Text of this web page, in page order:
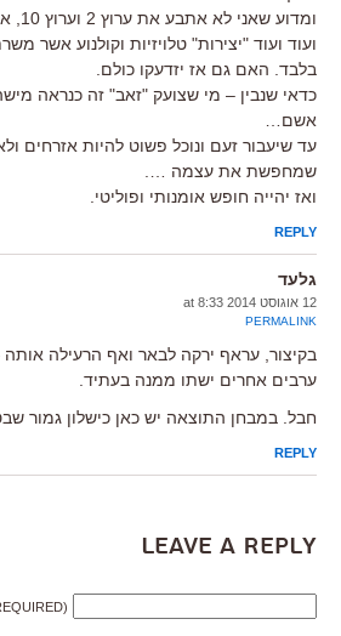
ומדוע
ועוד ועוד "יצירות" טלויזיות וקולנוע אשר
בלבד. האם גם אז יזדעקו כולם.
כדאי שנבין – מי שצועק "זאב" זה כנראה
אשם…
עד שיעבור זעם ונוכל פשוט להיות אזרחים
שמחפשת את עצמה ….
ואז יהייה חופש אומנותי ופוליטי.
REPLY
גלעד
12 אוגוסט 2014 at 8:33
PERMALINK
בקיצור, עראף ירקה לבאר ואף הרעילה אותה
ערבים אחרים ישתו ממנה בעתיד.
חבל. במבחן התוצאה יש כאן כישלון גמור
REPLY
Leave a Reply